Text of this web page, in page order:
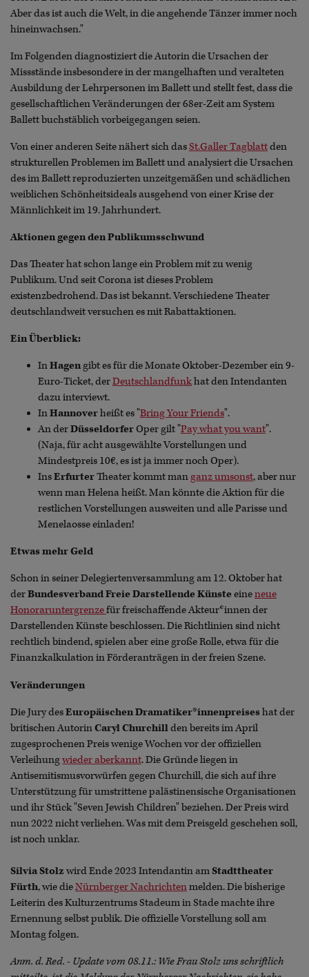
Aber das ist auch die Welt, in die angehende Tänzer immer noch
hineinwachsen."
Im Folgenden diagnostiziert die Autorin die Ursachen der
Missstände insbesondere in der mangelhaften und veralteten
Ausbildung der Lehrpersonen im Ballett und stellt fest, dass die
gesellschaftlichen Veränderungen der 68er-Zeit am System
Ballett buchstäblich vorbeigegangen seien.
Von einer anderen Seite nähert sich dasSt.Galler Tagblattden
strukturellen Problemen im Ballett und analysiert die Ursachen
des im Ballett reproduzierten unzeitgemäßen und schädlichen
weiblichen Schönheitsideals ausgehend von einer Krise der
Männlichkeit im 19. Jahrhundert.
Aktionen gegen den Publikumsschwund
Das Theater hat schon lange ein Problem mit zu wenig
Publikum. Und seit Corona ist dieses Problem
existenzbedrohend. Das ist bekannt. Verschiedene Theater
deutschlandweit versuchen es mit Rabattaktionen.
Ein Überblick:
InHagengibt es für die Monate Oktober-Dezember ein 9-
Euro-Ticket, derDeutschlandfunkhat den Intendanten
dazu interviewt.
InHannoverheißt es "Bring Your Friends".
An derDüsseldorferOper gilt "Pay what you want".
(Naja, für acht ausgewählte Vorstellungen und
Mindestpreis 10€, es ist ja immer noch Oper).
InsErfurterTheater kommt manganz umsonst, aber nur
wenn man Helena heißt. Man könnte die Aktion für die
restlichen Vorstellungen ausweiten und alle Parisse und
Menelaosse einladen!
Etwas mehr Geld
Schon in seiner Delegiertenversammlung am 12. Oktober hat
derBundesverband Freie Darstellende Künsteeineneue
Honoraruntergrenzefür freischaffende Akteur*innen der
Darstellenden Künste beschlossen. Die Richtlinien sind nicht
rechtlich bindend, spielen aber eine große Rolle, etwa für die
Finanzkalkulation in Förderanträgen in der freien Szene.
Veränderungen
Die Jury desEuropäischen Dramatiker*innenpreiseshat der
britischen AutorinCaryl Churchillden bereits im April
zugesprochenen Preis wenige Wochen vor der offiziellen
Verleihungwieder aberkannt. Die Gründe liegen in
Antisemitismusvorwürfen gegen Churchill, die sich auf ihre
Unterstützung für umstrittene palästinensische Organisationen
und ihr Stück "Seven Jewish Children" beziehen. Der Preis wird
nun 2022 nicht verliehen. Was mit dem Preisgeld geschehen soll,
ist noch unklar.
Silvia Stolz wird Ende 2023 Intendantin amStadttheater
Fürth, wie dieNürnberger Nachrichtenmelden. Die bisherige
Leiterin des Kulturzentrums Stadeum in Stade machte ihre
Ernennung selbst publik. Die offizielle Vorstellung soll am
Montag folgen.
Anm. d. Red. - Update vom 08.11.: Wie Frau Stolz uns schriftlich